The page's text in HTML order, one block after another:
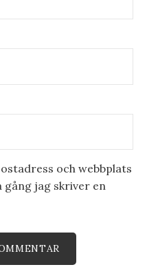
och webbplats
gång jag skriver en